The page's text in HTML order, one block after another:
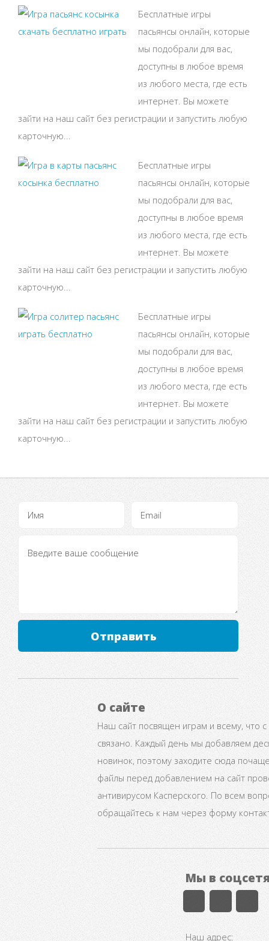
Бесплатные игры
пасьянсы онлайн, которые
мы подобрали для вас,
доступны в любое время
из любого места, где есть
интернет. Вы можете
зайти на наш сайт без регистрации и запустить любую
карточную...
Бесплатные игры
пасьянсы онлайн, которые
мы подобрали для вас,
доступны в любое время
из любого места, где есть
интернет. Вы можете
зайти на наш сайт без регистрации и запустить любую
карточную...
Бесплатные игры
пасьянсы онлайн, которые
мы подобрали для вас,
доступны в любое время
из любого места, где есть
интернет. Вы можете
зайти на наш сайт без регистрации и запустить любую
карточную...
Отправить
О сайте
Наш сайт посвящен играм и всему, что
связано. Каждый день мы добавляем
новинок, поэтому заходите сюда
файлы перед добавлением на сайт
антивирусом Касперского. По всем
обращайтесь к нам через форму
Мы в
Наш адрес: